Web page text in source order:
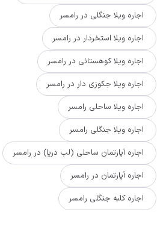
اجاره ویلا جنگلی در رامسر
اجاره ویلا استخردار در رامسر
اجاره ویلا کوهستانی در رامسر
اجاره ویلا جکوزی دار در رامسر
اجاره ویلا ساحلی رامسر
اجاره ویلا جنگلی رامسر
اجاره آپارتمان ساحلی (لب دریا) در رامسر
اجاره آپارتمان در رامسر
اجاره کلبه جنگلی رامسر